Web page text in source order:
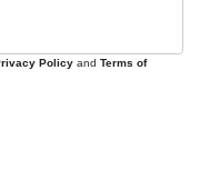
Policy and Terms of